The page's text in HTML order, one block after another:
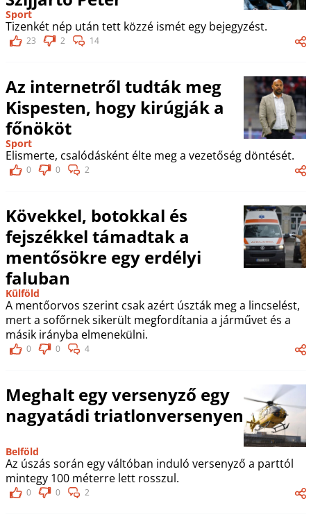
Sport
Tizenkét nép után tett közzé ismét egy bejegyzést.
23 2 14
Az internetről tudták meg
Kispesten, hogy kirúgják a
főnököt
Sport
Elismerte, csalódásként élte meg a vezetőség döntését.
0 0 2
Kövekkel, botokkal és
fejszékkel támadtak a
mentősökre egy erdélyi
faluban
Külföld
A mentőorvos szerint csak azért úszták meg a lincselést,
mert a sofőrnek sikerült megfordítania a járművet és a
másik irányba elmenekülni.
0 0 4
Meghalt egy versenyző egy
nagyatádi triatlonversenyen
Belföld
Az úszás során egy váltóban induló versenyző a parttól
mintegy 100 méterre lett rosszul.
0 0 2